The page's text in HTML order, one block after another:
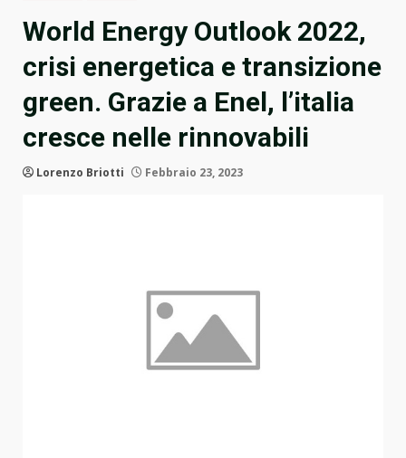
World Energy Outlook 2022,
crisi energetica e transizione
green. Grazie a Enel, l’italia
cresce nelle rinnovabili
Lorenzo Briotti Febbraio 23, 2023